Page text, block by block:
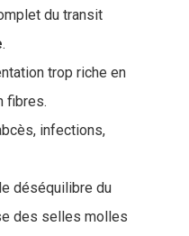
du transit
.
trop riche en
fibres.
infections,
déséquilibre du
des selles molles